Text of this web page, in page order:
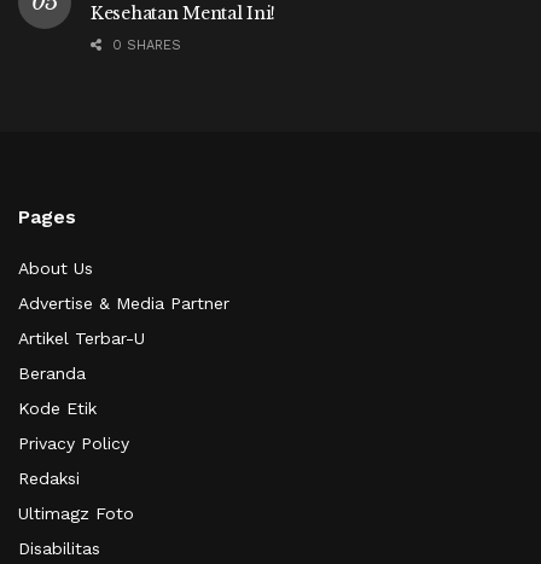
Kesehatan Mental Ini!
0 SHARES
Pages
About Us
Advertise & Media Partner
Artikel Terbar-U
Beranda
Kode Etik
Privacy Policy
Redaksi
Ultimagz Foto
Disabilitas